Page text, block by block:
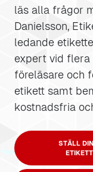
läs alla frågor
Danielsson,
ledande
expert vid flera
föreläsare och
etikett samt
kostnadsfria
STÄLL